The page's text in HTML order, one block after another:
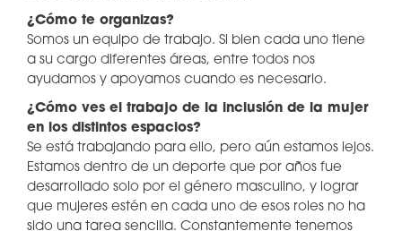
¿Cómo te organizas?
Somos un equipo de trabajo. Si bien cada uno tiene
a su cargo diferentes áreas, entre todos nos
ayudamos y apoyamos cuando es necesario.
¿Cómo ves el trabajo de la inclusión de la mujer
en los distintos espacios?
Se está trabajando para ello, pero aún estamos lejos.
Estamos dentro de un deporte que por años fue
desarrollado solo por el género masculino, y lograr
que mujeres estén en cada uno de esos roles no ha
sido una tarea sencilla. Constantemente tenemos